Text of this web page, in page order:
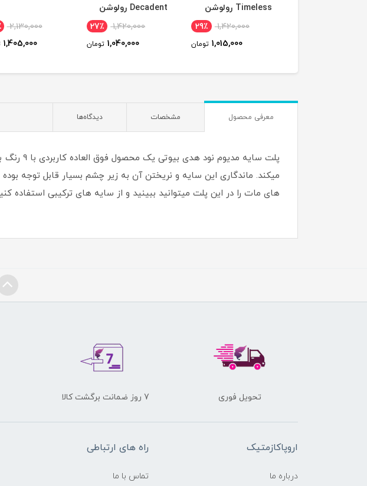
Timeless رولوشن
1,420,000 29٪
1,015,000 تومان
Decadent رولوشن
1,420,000 27٪
1,040,000 تومان
2,130,000
1,405,000
معرفی محصول مشخصات دیدگاه‌ها
پلت
میکند. ماندگاری این سایه و نریختن آن به زیر چشم بسیار قابل توجه
های مات را در این پلت میتوانید ببینید و از سایه های ترکیبی استفاده
تحویل فوری 7 روز ضمانت برگشت کالا
اروپاکازمتیک
درباره ما
راه های ارتباطی
تماس با ما